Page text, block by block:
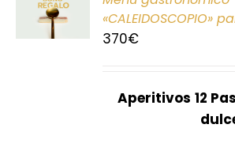
«CALEIDOSCOPIO»
370€
Aperitivos 12